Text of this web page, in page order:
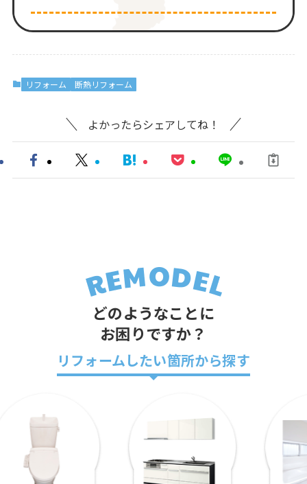
リフォーム 断熱リフォーム
よかったらシェアしてね！
どのようなことに
お困りですか？
リフォームしたい箇所から探す